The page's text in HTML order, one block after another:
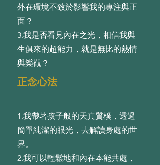
外在環境不致於影響我的專注與正
⾯？
3.我是否看⾒內在之光，相信我與
⽣俱來的超能⼒，就是無⽐的熱情
與樂觀？
正念心法
1.我帶著孩⼦般的天真質樸，透過
簡單純潔的眼光，去解讀⾝處的世
界。
2.我可以輕鬆地和內在本能共處，